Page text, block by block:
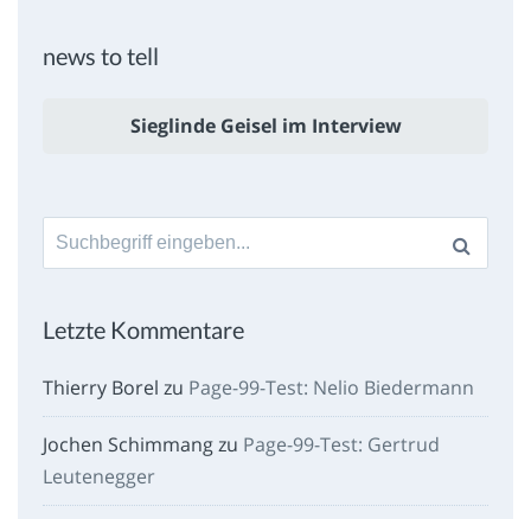
news to tell
Sieglinde Geisel im Interview
Suche
nach:
Letzte Kommentare
Thierry Borel zu Page-99-Test: Nelio Biedermann
Jochen Schimmangzu Page-99-Test: Gertrud
Leutenegger